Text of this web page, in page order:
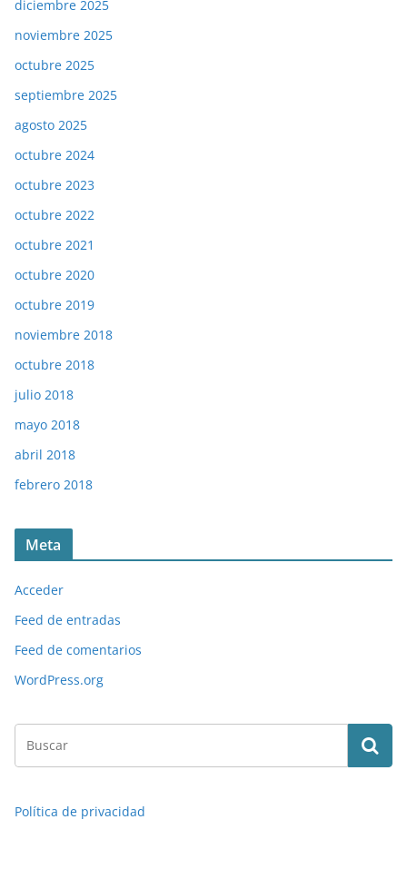
diciembre 2025
noviembre 2025
octubre 2025
septiembre 2025
agosto 2025
octubre 2024
octubre 2023
octubre 2022
octubre 2021
octubre 2020
octubre 2019
noviembre 2018
octubre 2018
julio 2018
mayo 2018
abril 2018
febrero 2018
Meta
Acceder
Feed de entradas
Feed de comentarios
WordPress.org
Política de privacidad